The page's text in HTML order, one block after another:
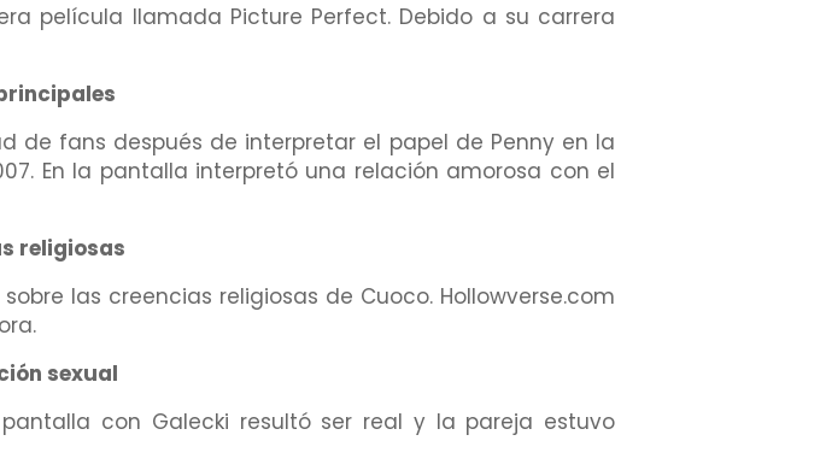
película llamada Picture Perfect. Debido a su carrera
de fans después de interpretar el papel de Penny en la
En la pantalla interpretó una relación amorosa con el
religiosas
las creencias religiosas de Cuoco. Hollowverse.com
sexual
con Galecki resultó ser real y la pareja estuvo